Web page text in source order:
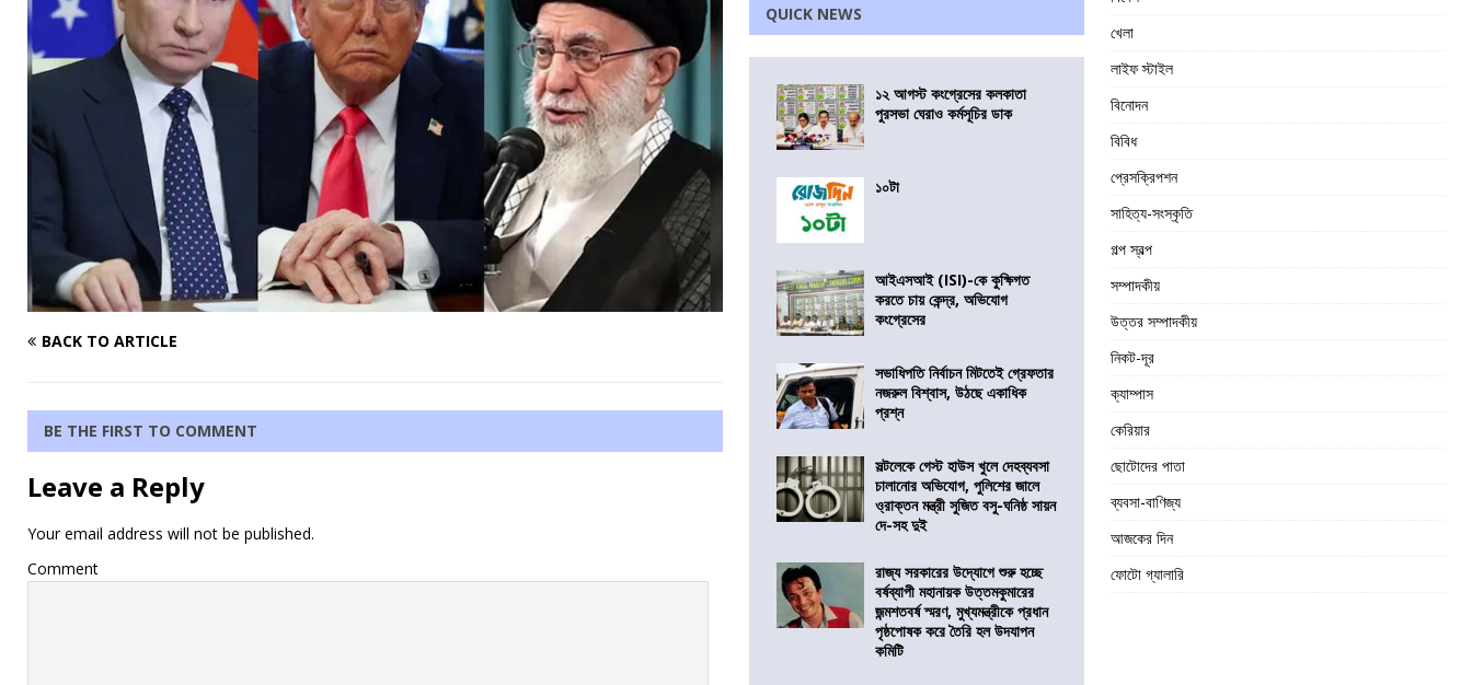
BACK TO ARTICLE
BE THE FIRST TO COMMENT
Leave a Reply
Your email address will not be published.
Comment
QUICK NEWS
১২ আগস্ট কংগ্রেসের কলকাতা
পুরসভা ঘেরাও কর্মসূচির ডাক
১০টা
আইএসআই (ISI)-কে কুক্ষিগত
করতে চায় কেন্দ্র, অভিযোগ
কংগ্রেসের
সভাধিপতি নির্বাচন মিটতেই গ্রেফতার
নজরুল বিশ্বাস, উঠছে একাধিক
প্রশ্ন
সল্টলেকে গেস্ট হাউস খুলে দেহব্যবসা
চালানোর অভিযোগ, পুলিশের জালে
ও্রাক্তন মন্ত্রী সুজিত বসু-ঘনিষ্ঠ সায়ন
দে-সহ দুই
রাজ্য সরকারের উদ্যোগে শুরু হচ্ছে
বর্ষব্যাপী মহানায়ক উত্তমকুমারের
জন্মশতবর্ষ স্মরণ, মুখ্যমন্ত্রীকে প্রধান
পৃষ্ঠপোষক করে তৈরি হল উদযাপন
কমিটি
খেলা
লাইফ স্টাইল
বিনোদন
বিবিধ
প্রেসক্রিপশন
সাহিত্য-সংস্কৃতি
গল্প স্বল্প
সম্পাদকীয়
উত্তর সম্পাদকীয়
নিকট-দূর
ক্যাম্পাস
কেরিয়ার
ছোটোদের পাতা
ব্যবসা-বাণিজ্য
আজকের দিন
ফোটো গ্যালারি